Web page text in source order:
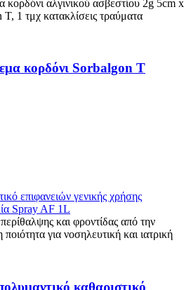
κορδόνι Sorbalgon T
καθαριστικό